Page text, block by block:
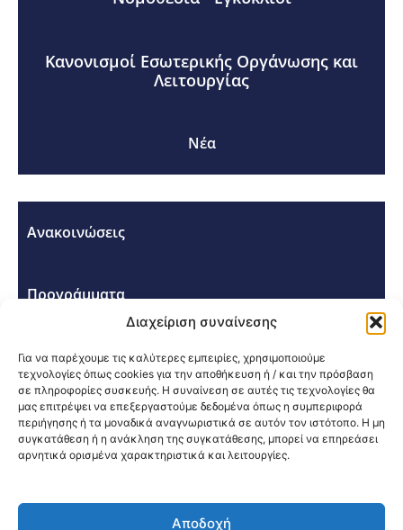
Διαχείριση συναίνεσης
Για να παρέχουμε τις καλύτερες εμπειρίες, χρησιμοποιούμε
τεχνολογίες όπως cookies για την αποθήκευση ή / και την πρόσβαση
σε πληροφορίες συσκευής. Η συναίνεση σε αυτές τις τεχνολογίες θα
μας επιτρέψει να επεξεργαστούμε δεδομένα όπως η συμπεριφορά
περιήγησης ή τα μοναδικά αναγνωριστικά σε αυτόν τον ιστότοπο. Η μη
συγκατάθεση ή η ανάκληση της συγκατάθεσης, μπορεί να επηρεάσει
αρνητικά ορισμένα χαρακτηριστικά και λειτουργίες.
Αποδοχή
Κανονισμοί Εσωτερικής Οργάνωσης και
Λειτουργίας
Νέα
Ανακοινώσεις
Προγράμματα
Σεμινάρια - Συνέδρια